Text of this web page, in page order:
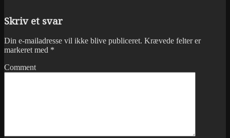
Skriv et svar
Din e-mailadresse vil ikke blive publiceret. Krævede felter er
markeret med *
Comment